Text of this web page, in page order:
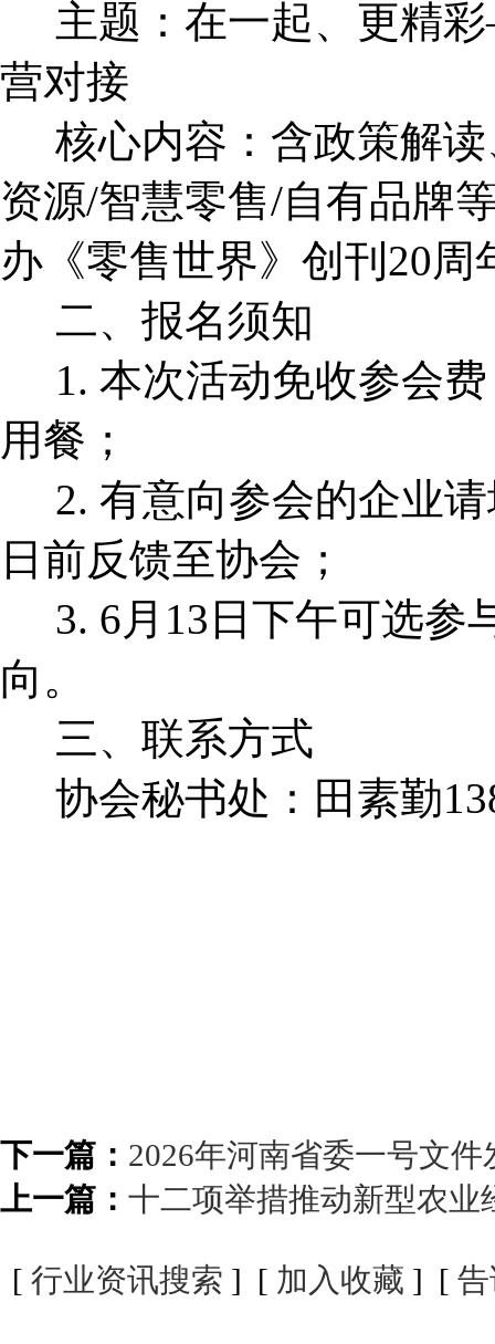
主题：在一起、更精
营对接
核心内容：含政策解读
资源/智慧零售/自有品牌
办《零售世界》创刊20周
二、报名须知
1. 本次活动免收参会费
用餐；
2. 有意向参会的企业请
日前反馈至协会；
3. 6月13日下午可选参
向。
三、联系方式
协会秘书处：田素勤
下一篇： 2026年河南省委一号文件
上一篇： 十二项举措推动新型农
[ 行业资讯搜索 ] [ 加入收藏 ] [